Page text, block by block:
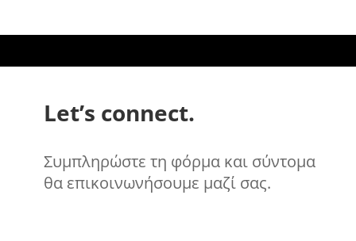
Let’s connect.
Συμπληρώστε τη φόρμα και σύντομα
θα επικοινωνήσουμε μαζί σας.